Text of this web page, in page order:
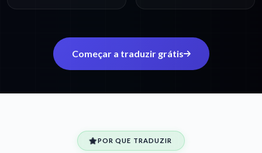
Começar a traduzir grátis
POR QUE TRADUZIR